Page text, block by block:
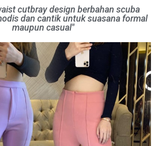
cutbray design berbahan scuba
dan cantik untuk suasana formal
maupun casual"